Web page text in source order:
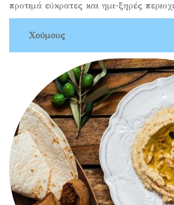
προτιμά εύκρατες και ημι-ξηρές
Χούμους